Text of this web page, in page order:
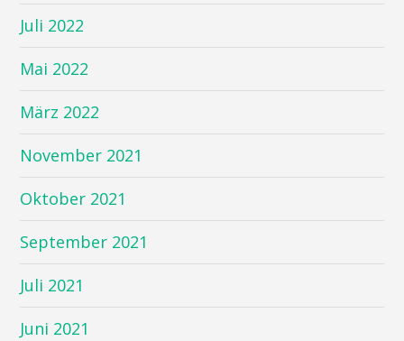
Juli 2022
Mai 2022
März 2022
November 2021
Oktober 2021
September 2021
Juli 2021
Juni 2021